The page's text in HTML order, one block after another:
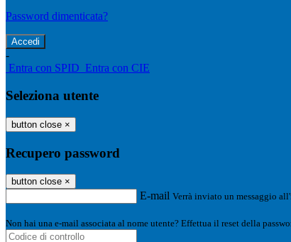
Password dimenticata?
-
Entra con SPID Entra con CIE
Seleziona utente
button close ×
Recupero password
button close ×
E-mail Verrà inviato un messaggio
Non hai una e-mail associata al nome utente? Effettua il reset della